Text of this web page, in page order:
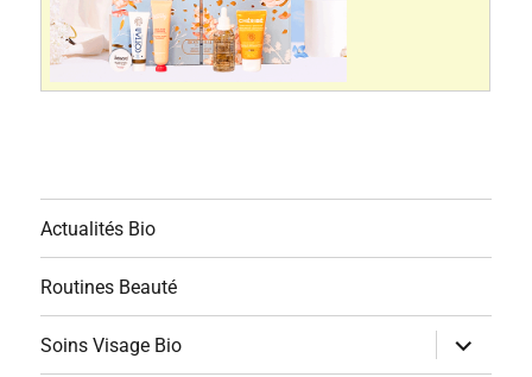
Actualités Bio
Routines Beauté
Soins Visage Bio
ouvrir
le